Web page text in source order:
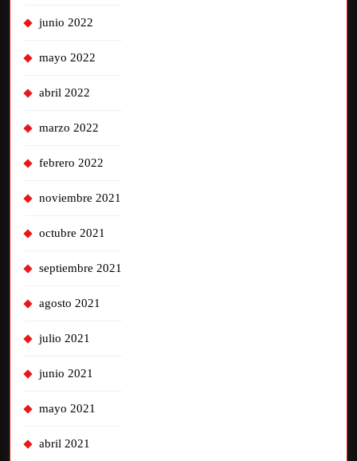
junio 2022
mayo 2022
abril 2022
marzo 2022
febrero 2022
noviembre 2021
octubre 2021
septiembre 2021
agosto 2021
julio 2021
junio 2021
mayo 2021
abril 2021